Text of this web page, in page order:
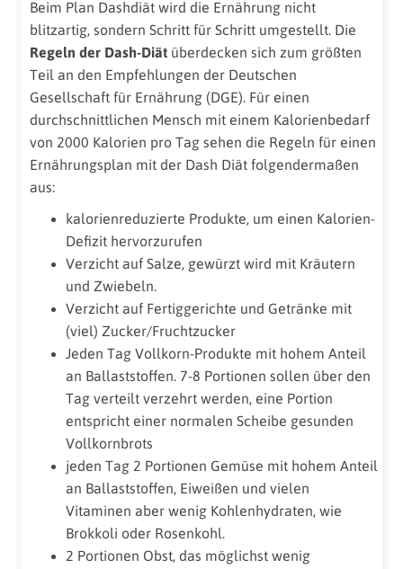
Beim Plan Dashdiät wird die Ernährung nicht
blitzartig, sondern Schritt für Schritt umgestellt. Die
Regeln der Dash-Diät überdecken sich zum größten
Teil an den Empfehlungen der Deutschen
Gesellschaft für Ernährung (DGE). Für einen
durchschnittlichen Mensch mit einem Kalorienbedarf
von 2000 Kalorien pro Tag sehen die Regeln für einen
Ernährungsplan mit der Dash Diät folgendermaßen
aus:
kalorienreduzierte Produkte, um einen Kalorien-
Defizit hervorzurufen
Verzicht auf Salze, gewürzt wird mit Kräutern
und Zwiebeln.
Verzicht auf Fertiggerichte und Getränke mit
(viel) Zucker/Fruchtzucker
Jeden Tag Vollkorn-Produkte mit hohem Anteil
an Ballaststoffen. 7-8 Portionen sollen über den
Tag verteilt verzehrt werden, eine Portion
entspricht einer normalen Scheibe gesunden
Vollkornbrots
jeden Tag 2 Portionen Gemüse mit hohem Anteil
an Ballaststoffen, Eiweißen und vielen
Vitaminen aber wenig Kohlenhydraten, wie
Brokkoli oder Rosenkohl.
2 Portionen Obst, das möglichst wenig